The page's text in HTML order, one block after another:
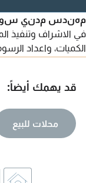
في الاشراف وتنفيذ
الكميات، واعداد
سارية، ابحث عن
قد يهمك أيضاً:
محلات للبيع